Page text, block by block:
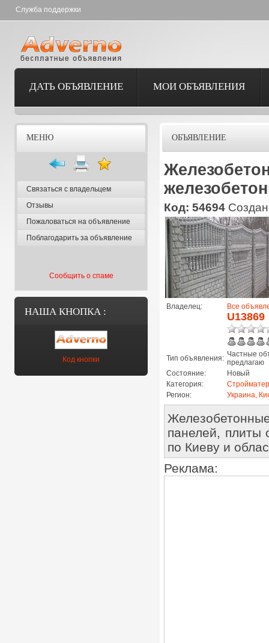
Служба поддержки
ДАТЬ ОБЪЯВЛЕНИЕ МОИ ОБЪЯВЛЕНИЯ
МЕНЮ
Связаться с владельцем
Отзывы
Пожаловаться на объявление
Поблагодарить за объявление
Сообщить о спаме
НАША КНОПКА :
Код кнопки
ОБЪЯВЛЕНИЕ
Код: 54694
Владелец: Все
U13869
Тип объявления: Частные
предлагаю
Состояние:
Новый
Категория:
Регион:
Украина,
панелей, плиты
по Киеву и
Реклама: